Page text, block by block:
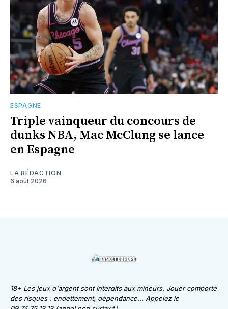
ESPAGNE
Triple vainqueur du concours de
dunks NBA, Mac McClung se lance
en Espagne
LA RÉDACTION
6 août 2026
18+ Les jeux d'argent sont interdits aux mineurs. Jouer comporte
des risques : endettement, dépendance... Appelez le